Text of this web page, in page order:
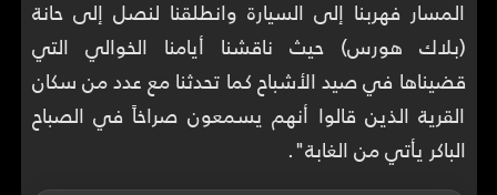
المسار فهربنا إلى السيارة وانطلقنا لنصل إلى حانة
(بلاك هورس) حيث ناقشنا أيامنا الخوالي التي
قضيناها في صيد الأشباح كما تحدثنا مع عدد من سكان
القرية الذين قالوا أنهم يسمعون صراخاً في الصباح
الباكر يأتي من الغابة".